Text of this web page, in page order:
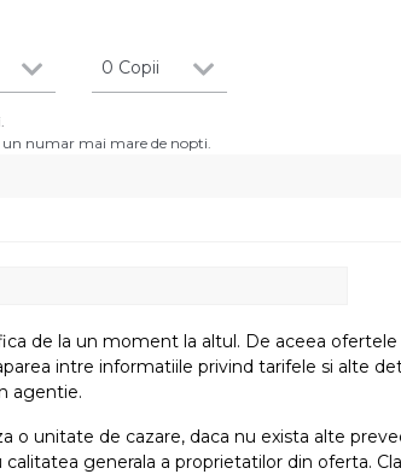
0 Copii
numar mai mare de nopti.
de la un moment la altul. De aceea
intre informatiile privind tarifele si alte
agentie.
o unitate de cazare, daca nu exista alte
generala a proprietatilor din oferta.